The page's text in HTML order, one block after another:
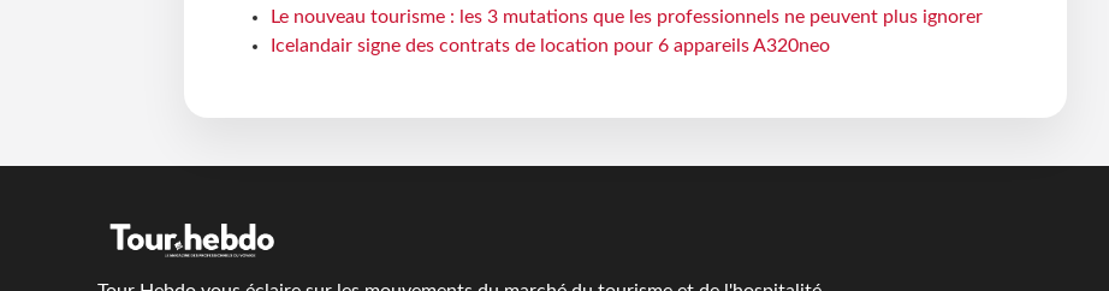
Le nouveau tourisme : les 3 mutations que les professionnels ne peuvent plus ignorer
Icelandair signe des contrats de location pour 6 appareils A320neo